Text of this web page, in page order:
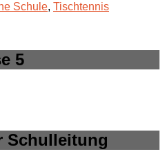
Schule, Tischtennis
5
Schulleitung